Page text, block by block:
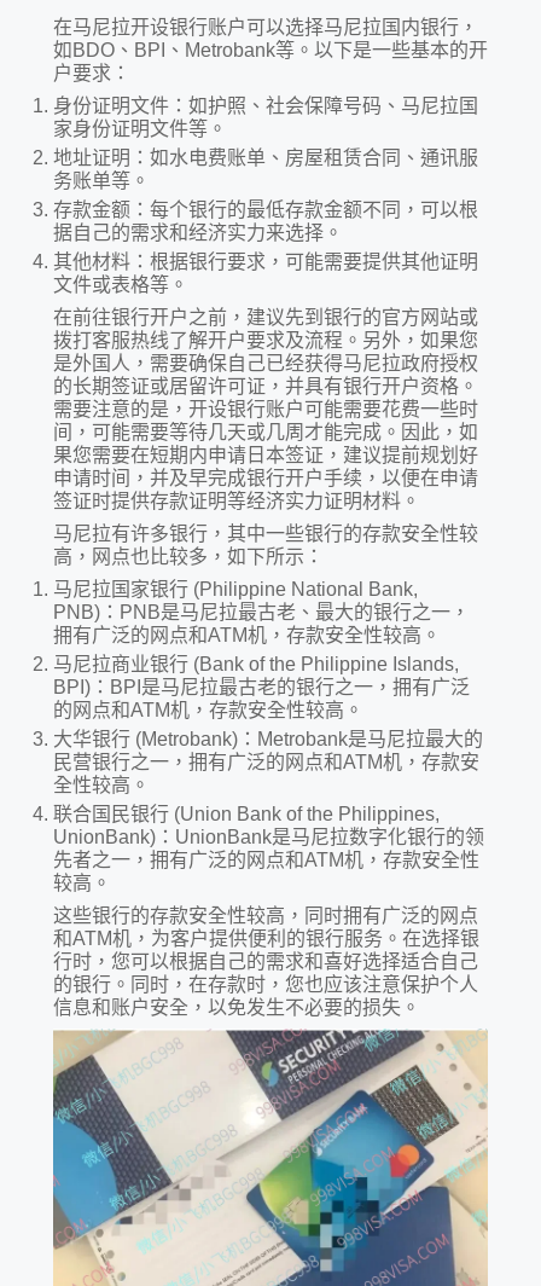
在马尼拉开设银行账户可以选择马尼拉国内银行，
如BDO、BPI、Metrobank等。以下是一些基本的开
户要求：
身份证明文件：如护照、社会保障号码、马尼拉国
家身份证明文件等。
地址证明：如水电费账单、房屋租赁合同、通讯服
务账单等。
存款金额：每个银行的最低存款金额不同，可以根
据自己的需求和经济实力来选择。
其他材料：根据银行要求，可能需要提供其他证明
文件或表格等。
在前往银行开户之前，建议先到银行的官方网站或
拨打客服热线了解开户要求及流程。另外，如果您
是外国人，需要确保自己已经获得马尼拉政府授权
的长期签证或居留许可证，并具有银行开户资格。
需要注意的是，开设银行账户可能需要花费一些时
间，可能需要等待几天或几周才能完成。因此，如
果您需要在短期内申请日本签证，建议提前规划好
申请时间，并及早完成银行开户手续，以便在申请
签证时提供存款证明等经济实力证明材料。
马尼拉有许多银行，其中一些银行的存款安全性较
高，网点也比较多，如下所示：
马尼拉国家银行 (Philippine National Bank,
PNB)：PNB是马尼拉最古老、最大的银行之一，
拥有广泛的网点和ATM机，存款安全性较高。
马尼拉商业银行 (Bank of the Philippine Islands,
BPI)：BPI是马尼拉最古老的银行之一，拥有广泛
的网点和ATM机，存款安全性较高。
大华银行 (Metrobank)：Metrobank是马尼拉最大的
民营银行之一，拥有广泛的网点和ATM机，存款安
全性较高。
联合国民银行 (Union Bank of the Philippines,
UnionBank)：UnionBank是马尼拉数字化银行的领
先者之一，拥有广泛的网点和ATM机，存款安全性
较高。
这些银行的存款安全性较高，同时拥有广泛的网点
和ATM机，为客户提供便利的银行服务。在选择银
行时，您可以根据自己的需求和喜好选择适合自己
的银行。同时，在存款时，您也应该注意保护个人
信息和账户安全，以免发生不必要的损失。